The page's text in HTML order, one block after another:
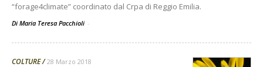
“forage4climate” coordinato dal Crpa di Reggio Emilia.
Di Maria Teresa Pacchioli -
COLTURE 28 Marzo 2018